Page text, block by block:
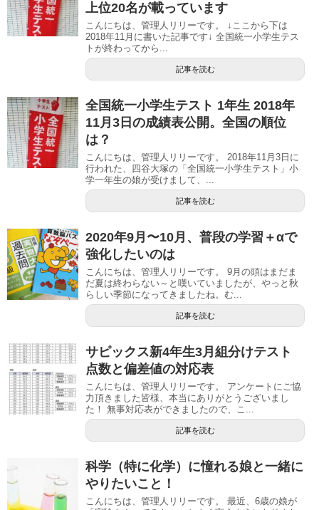
上位20名が載っています
こんにちは、管理人リリーです。 ↓ここから下は
2018年11月に書いた記事です↓ 全国統一小学生テス
トが終わってから...
記事を読む
全国統一小学生テスト 1年生 2018年
11月3日の成績表公開。全国の順位
は？
こんにちは、管理人リリーです。 2018年11月3日に
行われた、四谷大塚の「全国統一小学生テスト」小
学一年生の娘が受けまして、...
記事を読む
2020年9月〜10月、普段の学習＋αで
強化したいのは
こんにちは、管理人リリーです。 9月の頭はまだま
だ夏は終わらない～と嘆いていましたが、やっと秋
らしい季節になってきましたね。む...
記事を読む
サピックス新4年生3月組分けテスト
点数と偏差値の対応表
こんにちは、管理人リリーです。 アンケートにご協
力頂きました皆様、本当にありがとうございまし
た！ 無事対応表ができましたので、こ...
記事を読む
科学（特に化学）に憧れる娘と一緒に
やりたいこと！
こんにちは、管理人リリーです。 最近、6歳の娘が